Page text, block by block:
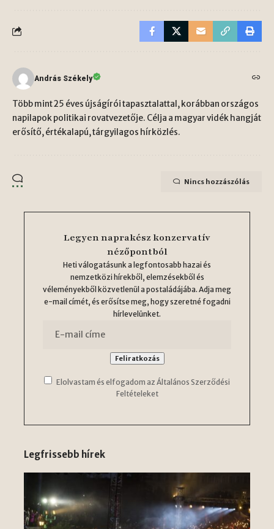
András Székely
Több mint 25 éves újságírói tapasztalattal, korábban országos
napilapok politikai rovatvezetője. Célja a magyar vidék hangját
erősítő, értékalapú, tárgyilagos hírközlés.
Nincs hozzászólás
Legyen naprakész konzervatív
nézőpontból
Heti válogatásunk a legfontosabb hazai és
nemzetközi hírekből, elemzésekből és
véleményekből közvetlenül a postaládájába. Adja meg
e-mail címét, és erősítse meg, hogy szeretné fogadni
hírlevelünket.
Elolvastam és elfogadom az Általános Szerződési
Feltételeket
Legfrissebb hírek